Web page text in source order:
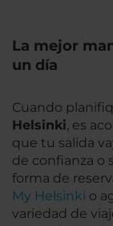
La mejor
un día
Cuando
Helsinki, es
que tu salida
de confianza o
forma de
My Helsinki o
variedad de